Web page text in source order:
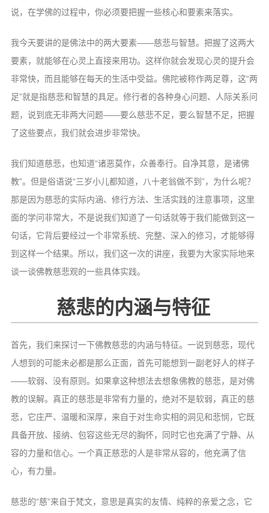
搜索
说，在学佛的过程中，你必须要把握一些核心和要素来落实。
我今天要讲的是佛法中的两大要素——慈悲与智慧。把握了这两大
要素，就能够在心灵上直接来用功。这样你就会发现心灵的提升会
非常快，而且能够在每天的生活中受益。佛陀被称作两足尊，这“两
足”就是指慈悲和智慧的具足。修行者的各种身心问题、人际关系问
题，说到底无非两大问题——要么慈悲不足，要么智慧不足，把握
了这些要点，我们就会进步非常快。
我们知道慈悲，也知道“诸恶莫作，众善奉行。自净其意，是诸佛
教”。但是俗语说“三岁小儿都知道，八十老翁做不到”，为什么呢？
那是因为慈悲的实际内涵、修行方法、生活实践的注意事项，这里
面的学问非常大，不是说我们知道了一句话就等于我们能做到这一
句话，它背后要经过一个非常系统、完整、深入的修习，才能够得
到这样一个结果。所以，我们这一次的讲座，我要为大家实际地来
谈一谈佛教慈悲观的一些具体实践。
慈悲的内涵与特征
首先，我们来探讨一下佛教慈悲的内涵与特征。一说到慈悲，现代
人想到的可能未必都是那么正面，首先可能想到一副老好人的样子
——软弱、没有原则。如果拿这种想法去想象佛教的慈悲，是对佛
教的误解。真正的慈悲是非常有力量的，绝对不是软弱，真正的慈
悲，它庄严、温暖和深厚，来自于对生命实相的洞见和悲悯，它既
具备开放、接纳、包容这些无尽的胸怀，同时它也充满了宁静、从
容的力量和信心。一个真正慈悲的人是非常从容的，他充满了信
心，有力量。
慈悲的“慈”来自于梵文，意思是真实的友情、纯粹的亲爱之念，它